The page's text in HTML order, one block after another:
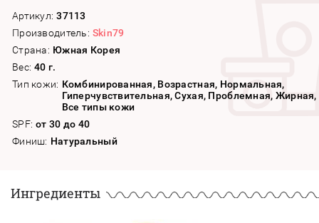
Артикул: 37113
Производитель: Skin79
Страна: Южная Корея
Вес: 40 г.
Тип кожи: Комбинированная, Возрастная, Нормальная,
Гиперчувствительная, Сухая, Проблемная, Жирная,
Все типы кожи
SPF: от 30 до 40
Финиш: Натуральный
Ингредиенты